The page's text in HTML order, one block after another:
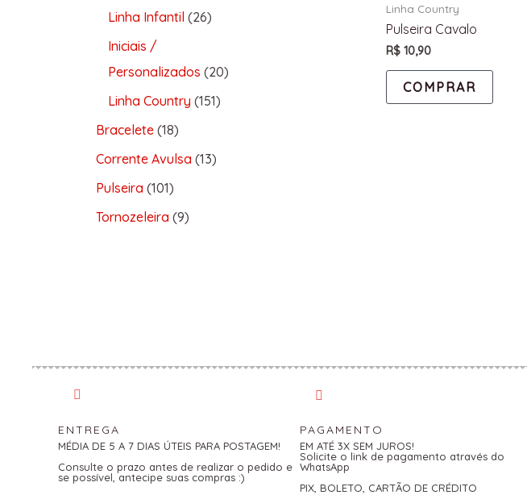
Linha Infantil 26
Iniciais /
Personalizados 20
Linha Country 151
Bracelete 18
Corrente Avulsa 13
Pulseira 101
Tornozeleira 9
Linha Country
Pulseira Cavalo
R$10,90
COMPRAR
ENTREGA
MÉDIA DE 5 A 7 DIAS ÚTEIS PARA POSTAGEM!
Consulte o prazo antes de realizar o pedido e
se possível, antecipe suas compras :)
PAGAMENTO
EM ATÉ 3X SEM JUROS!
Solicite o link de pagamento através do
WhatsApp
PIX, BOLETO, CARTÃO DE CRÉDITO